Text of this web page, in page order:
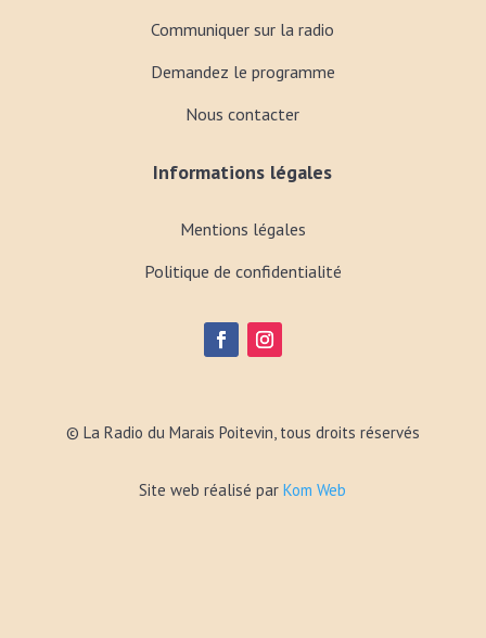
Communiquer sur la radio
Demandez le programme
Nous contacter
Informations légales
Mentions légales
Politique de confidentialité
© La Radio du Marais Poitevin, tous droits réservés
Site web réalisé parKom Web